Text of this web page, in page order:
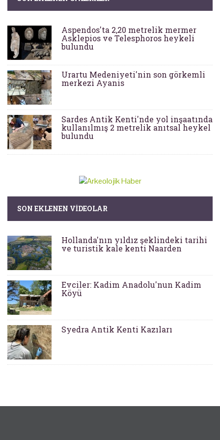
Aspendos'ta 2,20 metrelik mermer
Asklepios ve Telesphoros heykeli
bulundu
Urartu Medeniyeti'nin son görkemli
merkezi Ayanis
Sardes Antik Kenti'nde yol inşaatında
kullanılmış 2 metrelik anıtsal heykel
bulundu
SON EKLENEN VIDEOLAR
Hollanda'nın yıldız şeklindeki tarihi
ve turistik kale kenti Naarden
Evciler: Kadim Anadolu'nun Kadim
Köyü
Syedra Antik Kenti Kazıları